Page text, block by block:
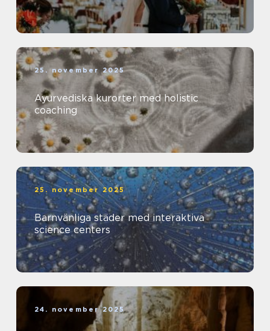
25. november 2025
Ayurvediska kurorter med holistic
coaching
25. november 2025
Barnvänliga städer med interaktiva
science centers
24. november 2025